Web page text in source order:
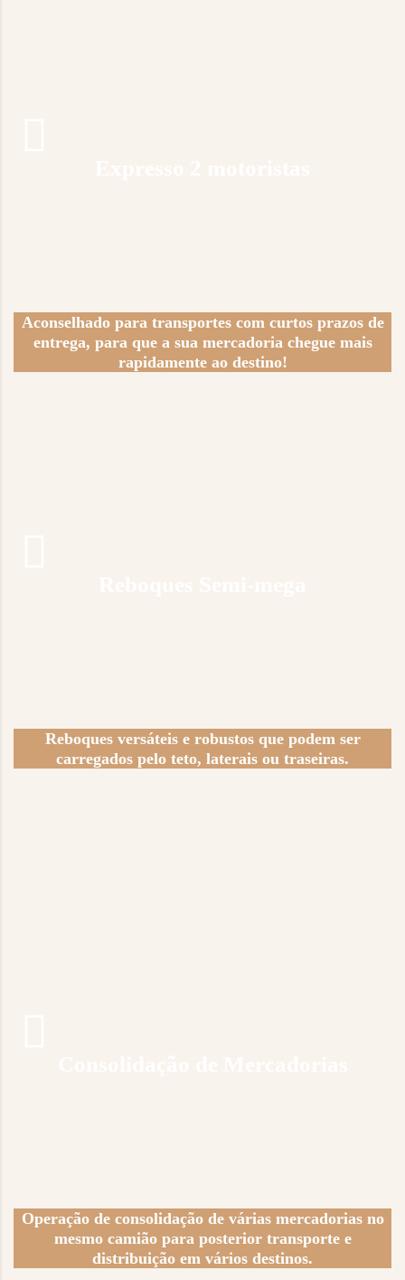
Aconselhado para transportes com curtos prazos de
entrega, para que a sua mercadoria chegue mais
rapidamente ao destino!
Reboques versáteis e robustos que podem ser
carregados pelo teto, laterais ou traseiras.
Operação de consolidação de várias mercadorias no
mesmo camião para posterior transporte e
distribuição em vários destinos.